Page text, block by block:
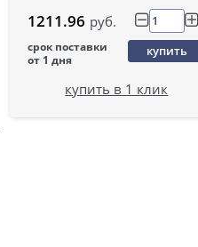
1211.96 руб.
срок поставки
от 1 дня
купить
купить в 1 клик